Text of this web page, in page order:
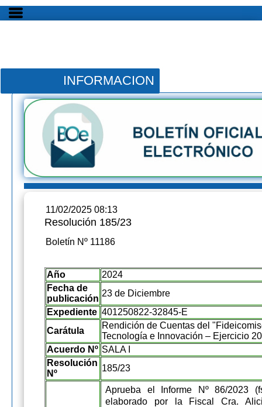
INFORMACION
11/02/2025 08:13
Resolución 185/23
Boletín Nº 11186
Año
2024
Fecha de
publicación
23 de Diciembre
Expediente 401250822-32845-E
Carátula
Rendición de Cuentas del
Tecnología e Innovación – Ejercicio
Acuerdo Nº SALA I
Resolución
Nº
185/23
Aprueba el Informe Nº 86/2023
elaborado por la Fiscal Cra.